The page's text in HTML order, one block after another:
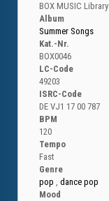
BOX MUSIC Library
Album
Summer Songs
Kat.-Nr.
BOX0046
LC-Code
49203
ISRC-Code
DE VJ1 17 00 787
BPM
120
Tempo
Fast
Genre
pop , dance pop
Mood